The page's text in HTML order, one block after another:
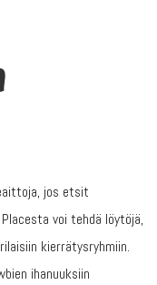
jos etsit
voi tehdä löytöjä,
kierrätysryhmiin.
ihanuuksiin